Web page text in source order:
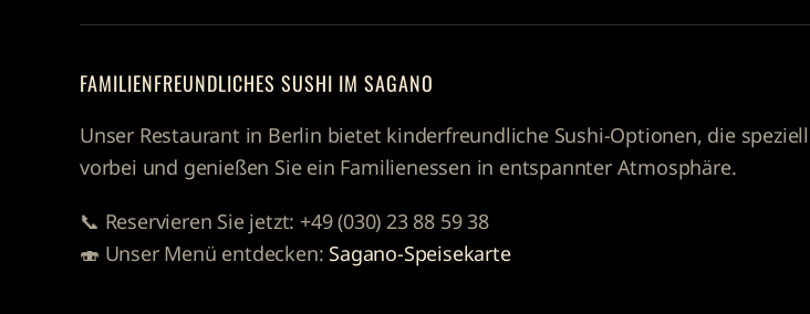
FAMILIENFREUNDLICHES SUSHI IM SAGANO
Unser Restaurant in Berlin bietet kinderfreundliche Sushi-Optionen, die
vorbei und genießen Sie ein Familienessen in entspannter Atmosphäre.
📞 Reservieren Sie jetzt: +49 (030) 23 88 59 38
🍣 Unser Menü entdecken: Sagano-Speisekarte